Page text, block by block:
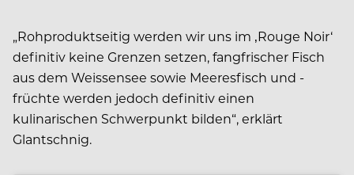
„Rohproduktseitig werden wir uns im ‚Rouge Noir‘
definitiv keine Grenzen setzen, fangfrischer Fisch
aus dem Weissensee sowie Meeresfisch und -
früchte werden jedoch definitiv einen
kulinarischen Schwerpunkt bilden“, erklärt
Glantschnig.